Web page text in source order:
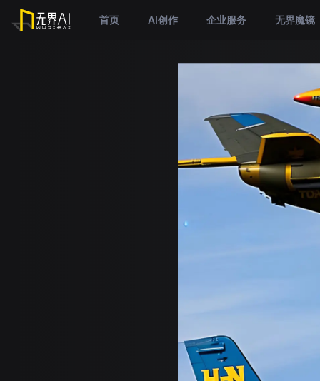
首页 AI创作 企业服务 无界魔镜